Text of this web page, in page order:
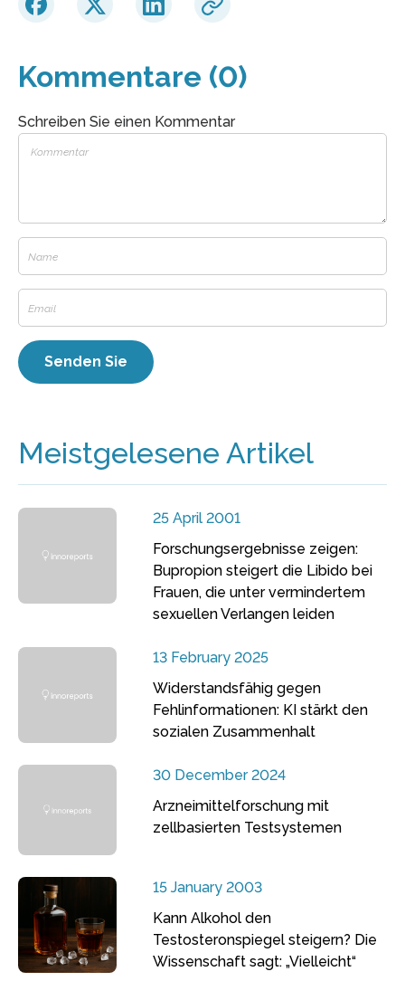
Kommentare (0)
Schreiben Sie einen Kommentar
Meistgelesene Artikel
25 April 2001
Forschungsergebnisse zeigen:
Bupropion steigert die Libido bei
Frauen, die unter vermindertem
sexuellen Verlangen leiden
13 February 2025
Widerstandsfähig gegen
Fehlinformationen: KI stärkt den
sozialen Zusammenhalt
30 December 2024
Arzneimittelforschung mit
zellbasierten Testsystemen
15 January 2003
Kann Alkohol den
Testosteronspiegel steigern? Die
Wissenschaft sagt: „Vielleicht“